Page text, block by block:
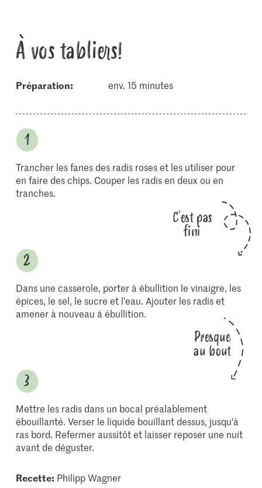
À vos tabliers!
Préparation: env. 15 minutes
Trancher les fanes des radis roses et les utiliser pour
en faire des chips. Couper les radis en deux ou en
tranches.
C'est pas
fini
Dans une casserole, porter à ébullition le vinaigre, les
épices, le sel, le sucre et l'eau. Ajouter les radis et
amener à nouveau à ébullition.
Presque
au bout
Mettre les radis dans un bocal préalablement
ébouillanté. Verser le liquide bouillant dessus, jusqu'à
ras bord. Refermer aussitôt et laisser reposer une nuit
avant de déguster.
Recette: Philipp Wagner